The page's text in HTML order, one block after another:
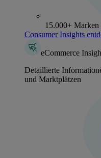
15.000+ Marken
Consumer Insights
eCommerce
Detaillierte
und Marktplätzen